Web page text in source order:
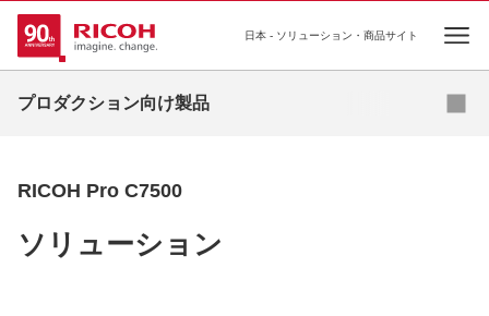
日本 - ソリューション・商品サイト
プロダクション向け製品
基幹プリンティング
RICOH Pro C7500
ソリューション